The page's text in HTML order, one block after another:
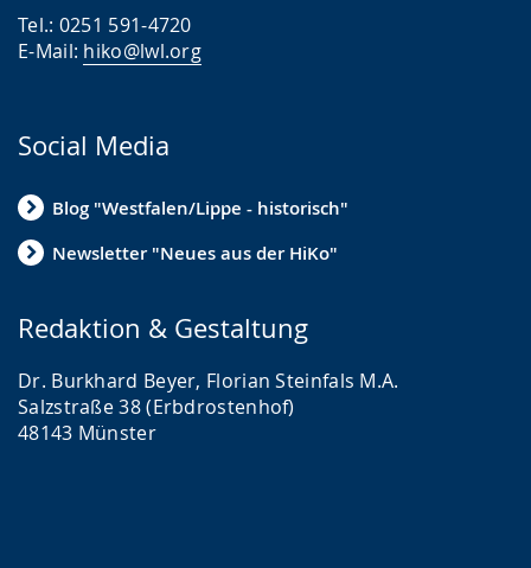
Tel.: 0251 591-4720
E-Mail: hiko@lwl.org
Social Media
Blog "Westfalen/Lippe - historisch"
Newsletter "Neues aus der HiKo"
Redaktion & Gestaltung
Dr. Burkhard Beyer, Florian Steinfals M.A.
Salzstraße 38 (Erbdrostenhof)
48143 Münster